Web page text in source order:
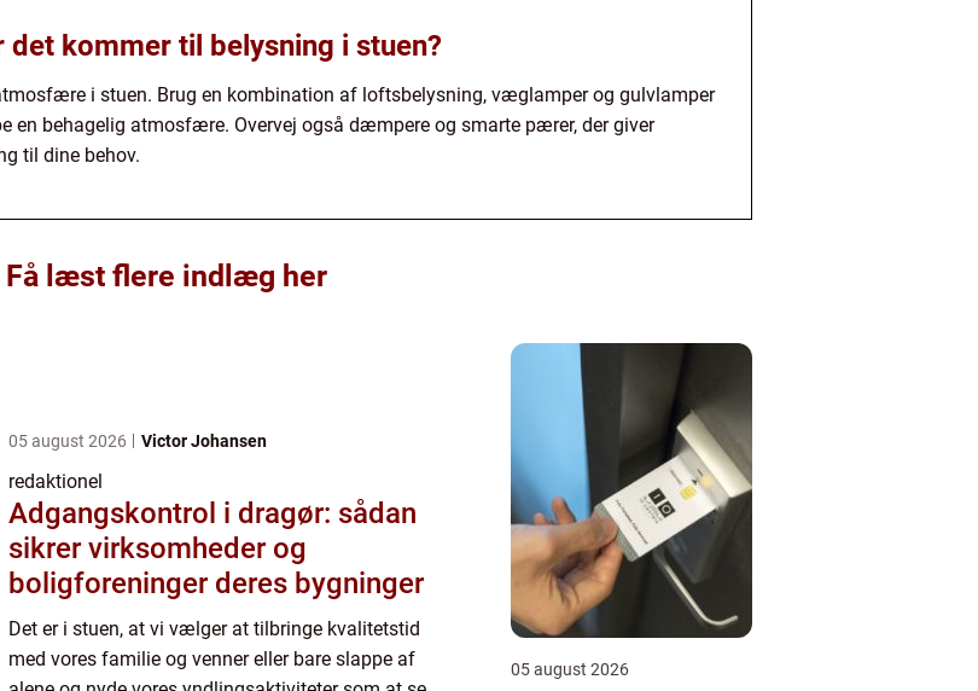
kommer til belysning i stuen?
i stuen. Brug en kombination af loftsbelysning, væglamper og gulvlamper
en behagelig atmosfære. Overvej også dæmpere og smarte pærer, der giver
til dine behov.
Få læst flere indlæg her
05 august 2026 Victor Johansen
redaktionel
Adgangskontrol i dragør: sådan
sikrer virksomheder og
boligforeninger deres bygninger
Det er i stuen, at vi vælger at tilbringe kvalitetstid
med vores familie og venner eller bare slappe af
05 august 2026